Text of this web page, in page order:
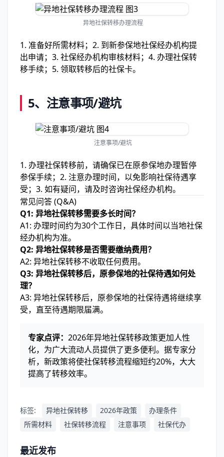
异地社保转移办理流程
1. 准备好所需材料；2. 到新参保地社保经办机构提
出申请；3. 社保经办机构审核材料；4. 办理社保转
移手续；5. 领取转移后的社保卡。
5、 注意事项/避坑
注意事项/避坑
1. 办理社保转移前，请确保已在原参保地办理暂停
参保手续；2. 注意办理时间，以免影响社保待遇享
受；3. 如有疑问，请及时咨询社保经办机构。
常见问答 (Q&A)
Q1: 异地社保转移需要多长时间？
A1: 办理时间约为30个工作日，具体时间以当地社保
经办机构为准。
Q2: 异地社保转移是否需要缴纳费用？
A2: 异地社保转移不收取任何费用。
Q3: 异地社保转移后，原参保地的社保待遇如何处
理？
A3: 异地社保转移后，原参保地的社保待遇将继续享
受，直至待遇期限届满。
专家点评： 2026年异地社保转移政策更加人性
化，为广大流动人员提供了更多便利。据专家分
析，新政策将使社保转移流程缩短约20%，大大
提高了转移效率。
标签: 异地社保转移 2026年政策
办理条件
所需材料
社保转移流程 注意事项 社保代办
最近发布